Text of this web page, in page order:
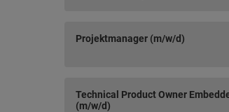
Projektmanager (m/w/d)
Technical Product Owner
(m/w/d)